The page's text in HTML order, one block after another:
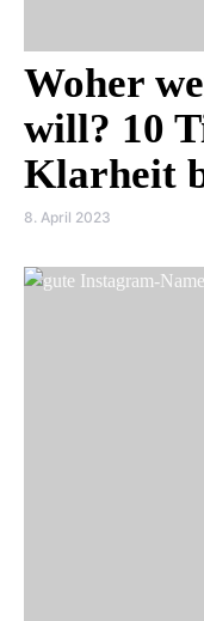
Woher
will? 10
Klarheit
8. April 2023